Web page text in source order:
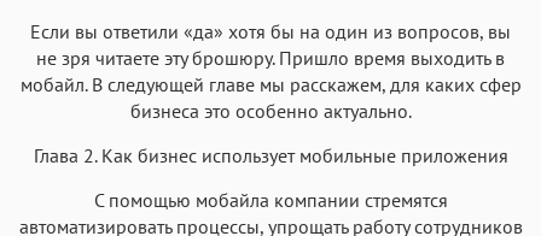
Если вы ответили «да» хотя бы на один из вопросов, вы
не зря читаете эту брошюру. Пришло время выходить в
мобайл. В следующей главе мы расскажем, для каких сфер
бизнеса это особенно актуально.
Глава 2. Как бизнес использует мобильные приложения
С помощью мобайла компании стремятся
автоматизировать процессы, упрощать работу сотрудников